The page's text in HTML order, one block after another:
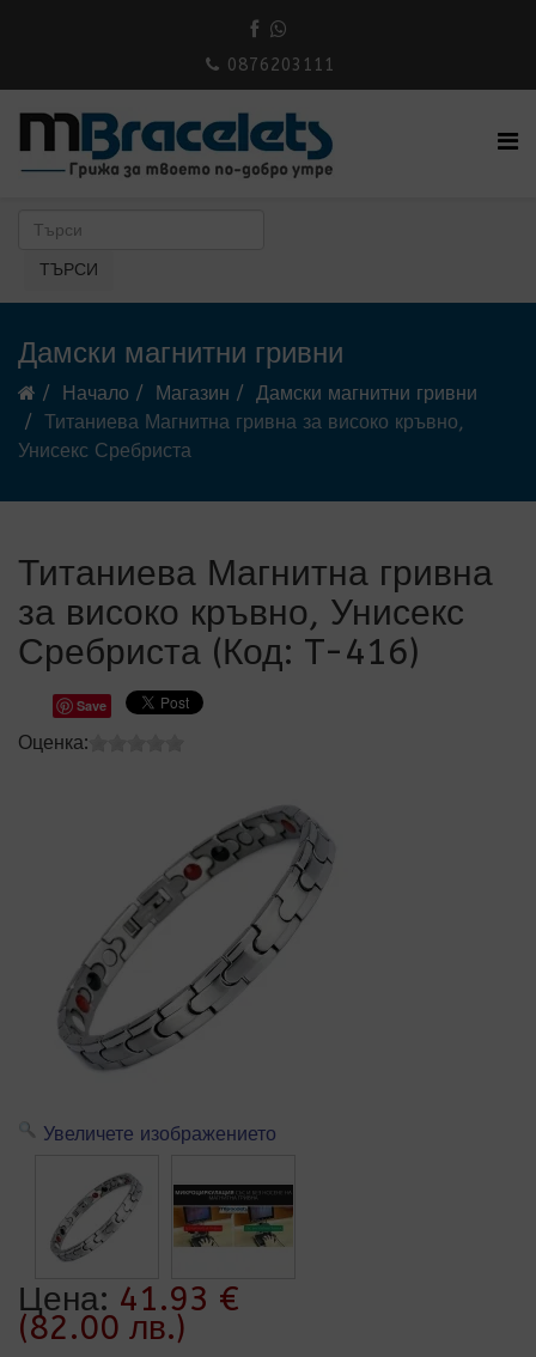
0876203111
Дамски магнитни гривни
Начало Магазин
Дамски магнитни гривни
Титаниева Магнитна гривна за високо кръвно,
Унисекс Сребриста
Титаниева Магнитна гривна
за високо кръвно, Унисекс
Сребриста (Код: T-416)
Save
Оценка:
Увеличете изображението
Цена: 41.93 €
(82.00 лв.)